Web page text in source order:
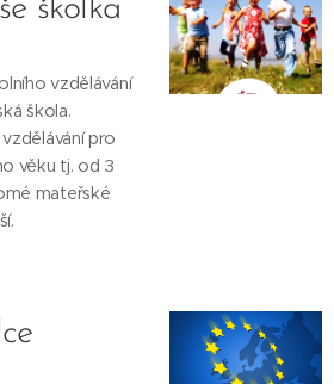
školka
vzdělávání
škola.
pro
věku tj. od 3
mateřské